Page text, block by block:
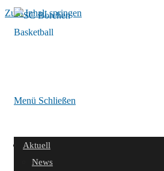
Zum Inhalt springen
Menü Schließen
Aktuell
News